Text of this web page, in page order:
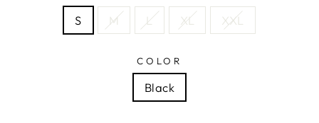
S M L XL XXL
COLOR
Black